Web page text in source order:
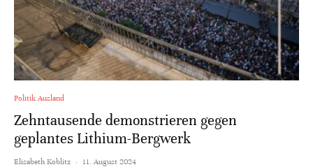
Politik Ausland
Zehntausende demonstrieren gegen
geplantes Lithium-Bergwerk
Elisabeth Koblitz · 11. August 2024